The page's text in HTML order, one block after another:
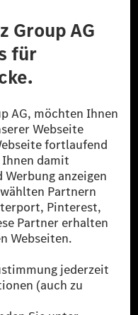
Barrierefreiheit
vorbehalten.
vermiedene oder nicht
Benz Group durch
werden.
von MB.CHARGE
Sofern an der jeweiligen
Energien vorliegt,
Diese stellen
Public eine äquivalente
Stromnetz eingespeist wird.
vorgeschriebenen
Light vehicles Test